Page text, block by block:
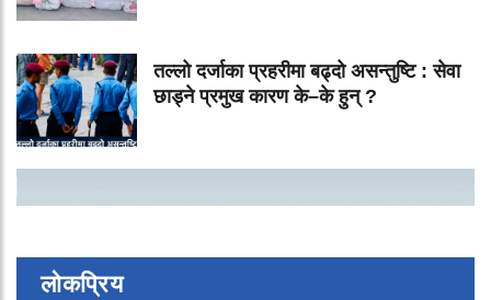
तल्लो दर्जाका प्रहरीमा बढ्दो असन्तुष्टि : सेवा
छाड्ने प्रमुख कारण के–के हुन् ?
लोकप्रिय